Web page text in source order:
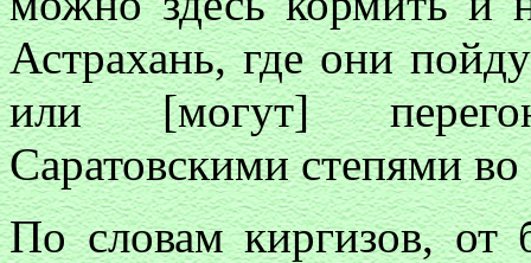
Астрахань, где они
или [могут]
Саратовскими степями
По словам киргизов, от